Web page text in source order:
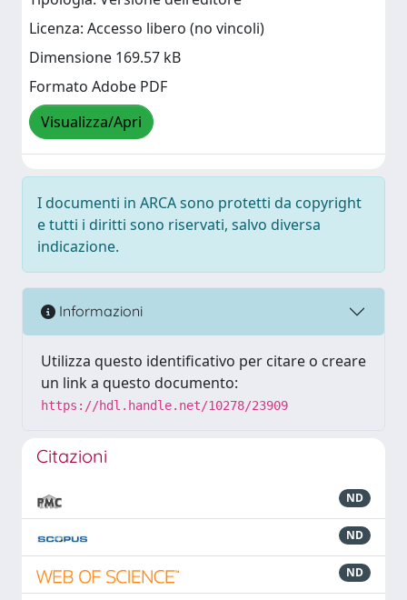
Licenza: Accesso libero (no vincoli)
Dimensione 169.57 kB
Formato Adobe PDF
Visualizza/Apri
I documenti in ARCA sono protetti da copyright
e tutti i diritti sono riservati, salvo diversa
indicazione.
Informazioni
Utilizza questo identificativo per citare o creare
un link a questo documento:
https://hdl.handle.net/10278/23909
Citazioni
ND
ND
ND